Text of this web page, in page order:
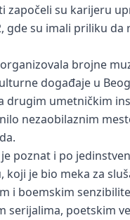
započeli su karijeru
gde su imali priliku da
brojne
događaje u
drugim umetničkim
nezaobilaznim
je poznat i po
koji je bio meka za
i boemskim
serijalima, poetskim